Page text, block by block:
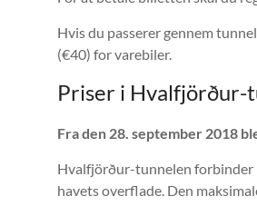
Hvis du passerer gennem
(€40) for varebiler.
Priser i Hvalfjörður-
Fra den 28. september 2018
Hvalfjörður-tunnelen forbinder
havets overflade. Den